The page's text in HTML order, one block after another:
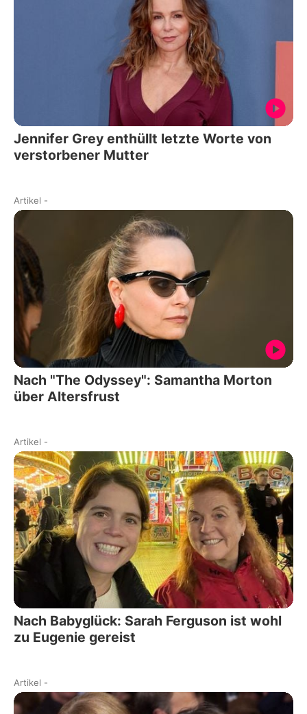
Jennifer Grey enthüllt letzte Worte von
verstorbener Mutter
Artikel -
Nach "The Odyssey": Samantha Morton
über Altersfrust
Artikel -
Nach Babyglück: Sarah Ferguson ist wohl
zu Eugenie gereist
Artikel -